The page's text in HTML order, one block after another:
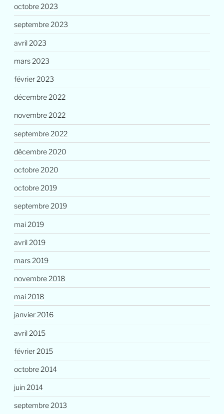
octobre 2023
septembre 2023
avril 2023
mars 2023
février 2023
décembre 2022
novembre 2022
septembre 2022
décembre 2020
octobre 2020
octobre 2019
septembre 2019
mai 2019
avril 2019
mars 2019
novembre 2018
mai 2018
janvier 2016
avril 2015
février 2015
octobre 2014
juin 2014
septembre 2013